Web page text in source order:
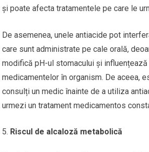
și poate afecta tratamentele pe care le
De asemenea, unele antiacide pot
care sunt administrate pe cale orală,
modifică pH-ul stomacului și
medicamentelor în organism. De aceea,
consulți un medic înainte de a utiliza
urmezi un tratament medicamentos
Riscul de alcaloză metabolică